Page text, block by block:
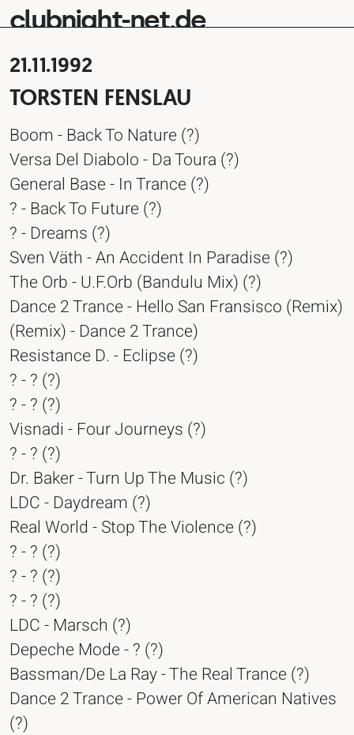
clubnight-net.de
21.11.1992
TORSTEN FENSLAU
Boom - Back To Nature (?)
Versa Del Diabolo - Da Toura (?)
General Base - In Trance (?)
? - Back To Future (?)
? - Dreams (?)
Sven Väth - An Accident In Paradise (?)
The Orb - U.F.Orb (Bandulu Mix) (?)
Dance 2 Trance - Hello San Fransisco (Remix)
(Remix) - Dance 2 Trance)
Resistance D. - Eclipse (?)
? - ? (?)
? - ? (?)
Visnadi - Four Journeys (?)
? - ? (?)
Dr. Baker - Turn Up The Music (?)
LDC - Daydream (?)
Real World - Stop The Violence (?)
? - ? (?)
? - ? (?)
? - ? (?)
LDC - Marsch (?)
Depeche Mode - ? (?)
Bassman/De La Ray - The Real Trance (?)
Dance 2 Trance - Power Of American Natives
(?)